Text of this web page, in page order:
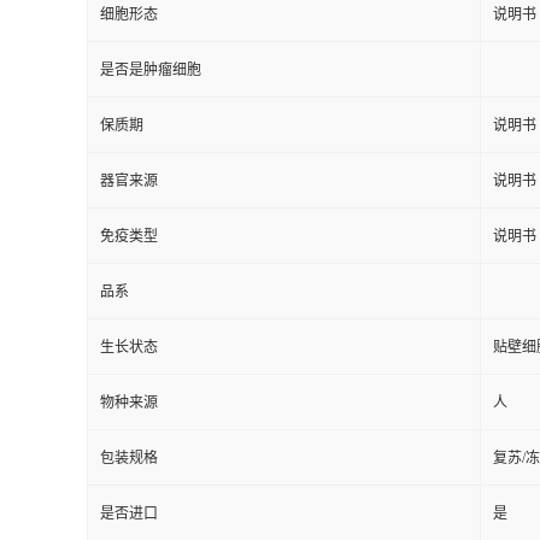
细胞形态 说明书
是否是肿瘤细胞
保质期 说明书
器官来源 说明书
免疫类型 说明书
品系
生长状态 贴壁细
物种来源 人
包装规格 复苏/
是否进口 是